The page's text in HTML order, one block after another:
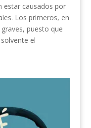
estar causados por
Los primeros, en
puesto que
el